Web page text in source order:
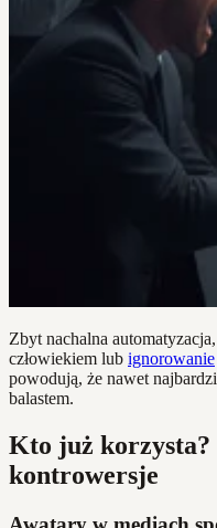
Zbyt nachalna
człowiekiem lub ignorowanie
powodują, że nawet
balastem.
Kto już
kontrowersje